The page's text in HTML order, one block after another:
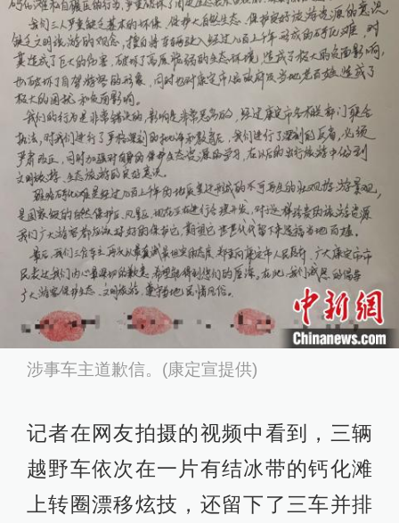
涉事车主道歉信。(康定宣提供)
记者在网友拍摄的视频中看到，三辆
越野车依次在一片有结冰带的钙化滩
上转圈漂移炫技，还留下了三车并排